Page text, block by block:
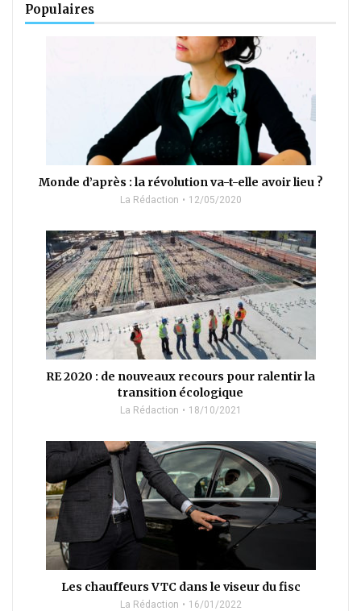
Populaires
Monde d’après : la révolution va-t-elle avoir lieu ?
La Rédaction 12/05/2020
RE 2020 : de nouveaux recours pour ralentir la
transition écologique
La Rédaction 18/10/2021
Les chauffeurs VTC dans le viseur du fisc
La Rédaction 16/01/2022